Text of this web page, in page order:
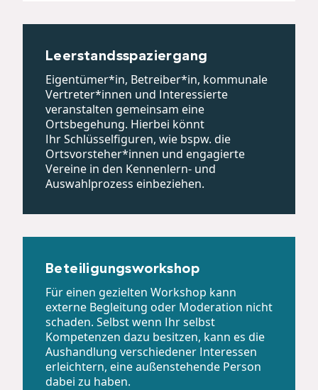
Leerstandsspaziergang
Eigentümer*in, Betreiber*in, kommunale
Vertreter*innen und Interessierte
veranstalten gemeinsam eine
Ortsbegehung. Hierbei könnt
Ihr Schlüsselfiguren, wie bspw. die
Ortsvorsteher*innen und engagierte
Vereine in den Kennenlern- und
Auswahlprozess einbeziehen.
Beteiligungsworkshop
Für einen gezielten Workshop kann
externe Begleitung oder Moderation nicht
schaden. Selbst wenn Ihr selbst
Kompetenzen dazu besitzen, kann es die
Aushandlung verschiedener Interessen
erleichtern, eine außenstehende Person
dabei zu haben.